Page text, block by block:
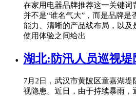
在家用电器品牌推荐这一关键词
并不是“谁名气大”，而是品牌是
能力、清晰的产品线布局，以及
使用体验之间给出
湖北:防汛人员巡视堤
7月2日，武汉市黄陂区童嘉湖堤
视隐患。近日，由于持续暴雨，